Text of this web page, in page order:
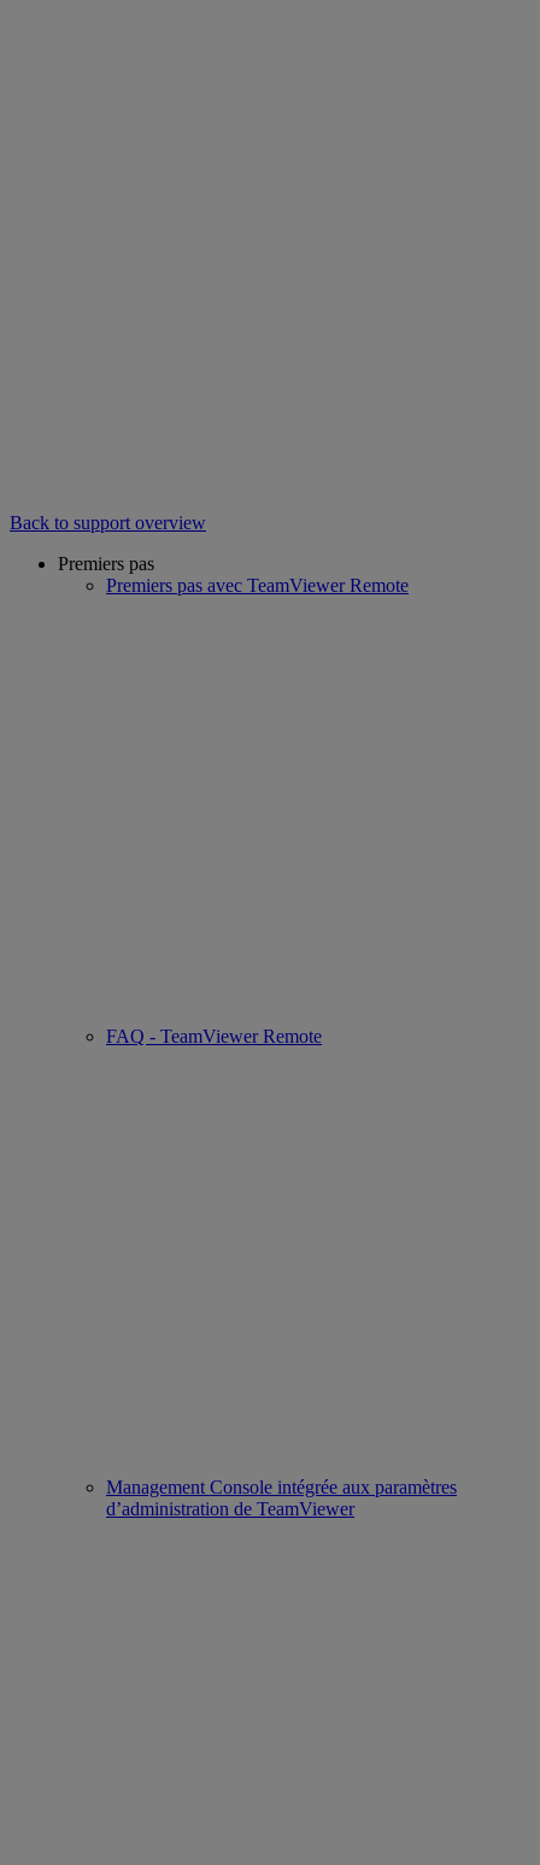
Back to support overview
Premiers pas
Premiers pas avec TeamViewer Remote
FAQ - TeamViewer Remote
Management Console intégrée aux paramètres
d’administration de TeamViewer